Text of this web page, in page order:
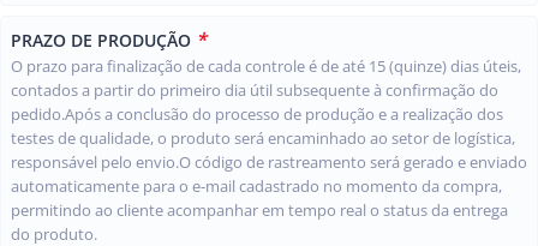
PRAZO DE PRODUÇÃO *
O prazo para finalização de cada controle é de até 15 (quinze) dias úteis,
contados a partir do primeiro dia útil subsequente à confirmação do
pedido.Após a conclusão do processo de produção e a realização dos
testes de qualidade, o produto será encaminhado ao setor de logística,
responsável pelo envio.O código de rastreamento será gerado e enviado
automaticamente para o e-mail cadastrado no momento da compra,
permitindo ao cliente acompanhar em tempo real o status da entrega
do produto.